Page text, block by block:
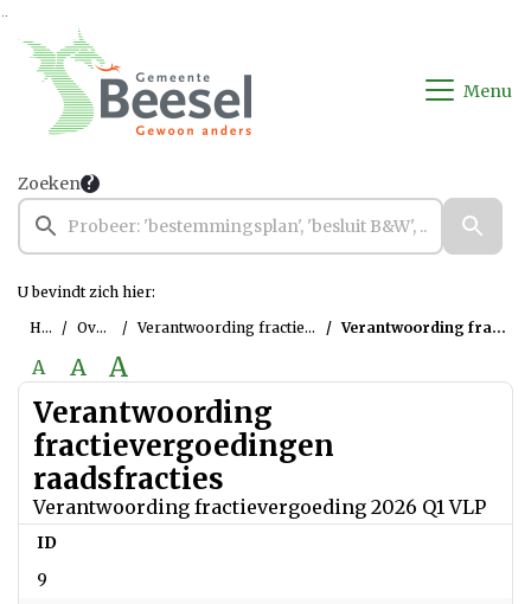
Ga naar de inhoud van deze pagina
Ga naar het zoeken
Ga naar het menu
Menu
Zoeken
U bevindt zich hier:
Home
Overzichten Verantwoording fractievergoedingen raadsfracties Verantwoording fractievergoeding 2026 Q1 VLP
A A A
Verantwoording
fractievergoedingen
raadsfracties
Verantwoording fractievergoeding 2026 Q1 VLP
ID
9